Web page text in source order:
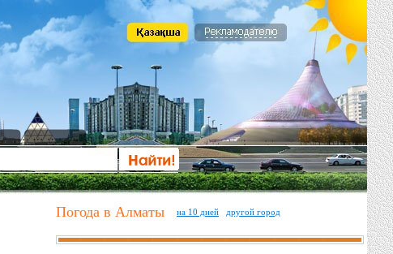
Погода в Алматы на 10 дней другой город